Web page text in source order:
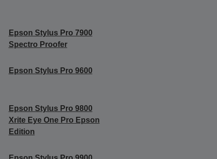
Epson Stylus Pro 7900
Spectro Proofer
Epson Stylus Pro 9600
Epson Stylus Pro 9800
Xrite Eye One Pro Epson
Edition